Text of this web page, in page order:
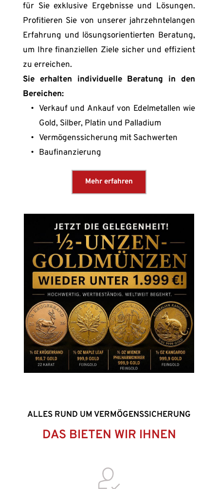
für Sie exklusive Ergebnisse und Lösungen.
Profitieren Sie von unserer jahrzehntelangen
Erfahrung und lösungsorientierten Beratung,
um Ihre finanziellen Ziele sicher und effizient
zu erreichen.
Sie erhalten individuelle Beratung in den
Bereichen:
Verkauf und Ankauf von Edelmetallen wie
Gold, Silber, Platin und Palladium
Vermögenssicherung mit Sachwerten
Baufinanzierung
Mehr erfahren
ALLES RUND UM VERMÖGENSSICHERUNG
DAS BIETEN WIR IHNEN